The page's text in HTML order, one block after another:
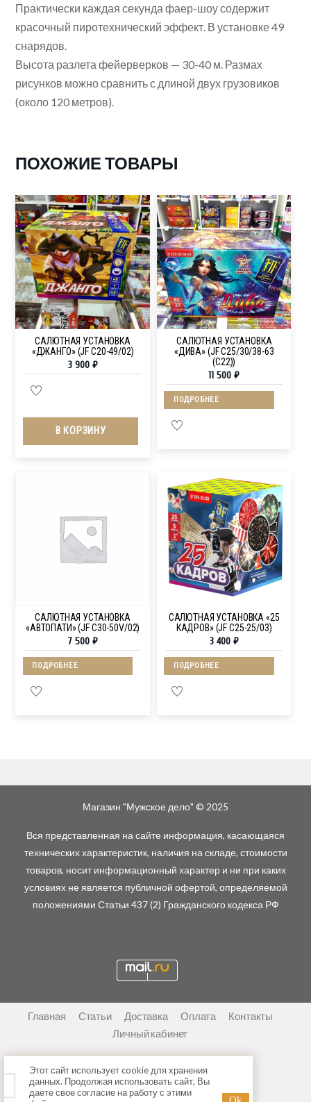
Практически каждая секунда фаер-шоу содержит
красочный пиротехнический эффект. В установке 49
снарядов.
Высота разлета фейерверков — 30-40 м. Размах
рисунков можно сравнить с длиной двух грузовиков
(около 120 метров).
ПОХОЖИЕ ТОВАРЫ
САЛЮТНАЯ УСТАНОВКА
«ДЖАНГО» (JF C20-49/02)
3 900 ₽
В КОРЗИНУ
САЛЮТНАЯ УСТАНОВКА
«ДИВА» (JF C25/30/38-63
(C22))
11 500₽
ПОДРОБНЕЕ
САЛЮТНАЯ УСТАНОВКА
«АВТОПАТИ» (JF C30-50V/02)
7 500 ₽
ПОДРОБНЕЕ
САЛЮТНАЯ УСТАНОВКА «25
КАДРОВ» (JF C25-25/03)
3 400 ₽
ПОДРОБНЕЕ
Магазин "Мужское дело" © 2025
Вся представленная на сайте информация, касающаяся
технических характеристик, наличия на складе, стоимости
товаров, носит информационный характер и ни при каких
условиях не является публичной офертой, определяемой
положениями Статьи 437 (2) Гражданского кодекса РФ
Главная Статьи Доставка Оплата
Контакты
Личный кабинет
Этот сайт использует cookie для хранения
данных. Продолжая использовать сайт, Вы
даете свое согласие на работу с этими